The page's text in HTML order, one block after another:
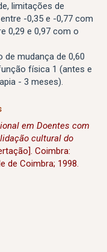
limitações de
-0,35 e -0,77 com
0,29 e 0,97 com o
de mudança de 0,60
física 1 (antes e
- 3 meses).
em Doentes com
cultural do
Coimbra:
de Coimbra; 1998.